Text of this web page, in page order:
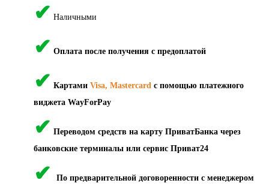
✔ Наличными
✔ Оплата после получения с предоплатой
✔ Картами Visa, Mastercard с помощью платежного
виджета WayForPay
✔ Переводом средств на карту ПриватБанка через
банковские терминалы или сервис Приват24
✔
По предварительной договоренности с менеджером